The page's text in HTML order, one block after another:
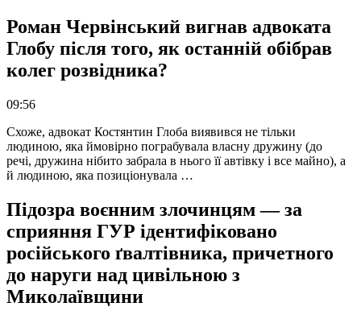
Роман Червінський вигнав адвоката
Глобу після того, як останній обібрав
колег розвідника?
09:56
Схоже, адвокат Костянтин Глоба виявився не тільки
людиною, яка ймовірно пограбувала власну дружину (до
речі, дружина нібито забрала в нього її автівку і все майно), а
й людиною, яка позиціонувала …
Підозра воєнним злочинцям — за
сприяння ГУР ідентифіковано
російського ґвалтівника, причетного
до наруги над цивільною з
Миколаївщини